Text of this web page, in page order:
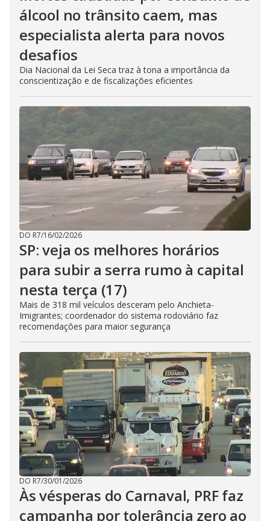
álcool no trânsito caem, mas
especialista alerta para novos
desafios
Dia Nacional da Lei Seca traz à tona a importância da
conscientização e de fiscalizações eficientes
DO R7/16/02/2026
SP: veja os melhores horários
para subir a serra rumo à capital
nesta terça (17)
Mais de 318 mil veículos desceram pelo Anchieta-
Imigrantes; coordenador do sistema rodoviário faz
recomendações para maior segurança
DO R7/30/01/2026
Às vésperas do Carnaval, PRF faz
campanha por tolerância zero ao